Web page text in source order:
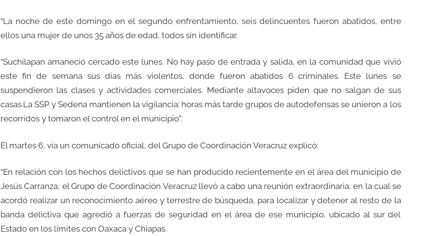
“La noche de este domingo en el segundo enfrentamiento, seis delincuentes fueron abatidos, entre
ellos una mujer de unos 35 años de edad, todos sin identificar.
“Suchilapan amaneció cercado este lunes. No hay paso de entrada y salida, en la comunidad que vivió
este fin de semana sus días más violentos, donde fueron abatidos 6 criminales. Este lunes se
suspendieron las clases y actividades comerciales. Mediante altavoces piden que no salgan de sus
casas.La SSP y Sedena mantienen la vigilancia; horas más tarde grupos de autodefensas se unieron a los
recorridos y tomaron el control en el municipio”.
El martes 6, vía un comunicado oficial, del Grupo de Coordinación Veracruz explicó:
“En relación con los hechos delictivos que se han producido recientemente en el área del municipio de
Jesús Carranza, el Grupo de Coordinación Veracruz llevó a cabo una reunión extraordinaria, en la cual se
acordó realizar un reconocimiento aéreo y terrestre de búsqueda, para localizar y detener al resto de la
banda delictiva que agredió a fuerzas de seguridad en el área de ese municipio, ubicado al sur del
Estado en los límites con Oaxaca y Chiapas.